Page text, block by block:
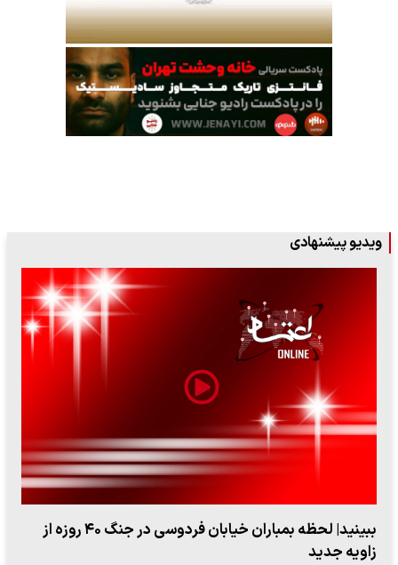
ویدیو پیشنهادی
ببینید| ویدئویی جدید از لحظه زلزله ۷.۱ ریشتری
"کوماموتو" ژاپن ۹ روز…